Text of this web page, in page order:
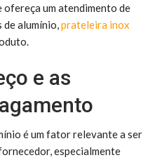
um atendimento de
de alumínio,prateleira inox
e as
é um fator relevante a ser
especialmente